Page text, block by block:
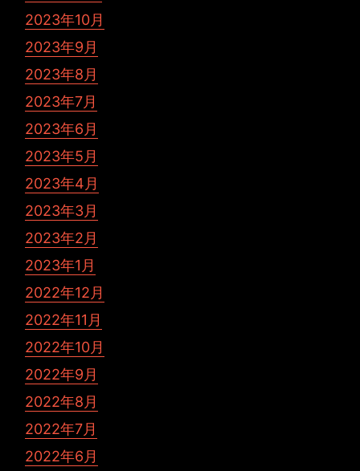
2023年10月
2023年9月
2023年8月
2023年7月
2023年6月
2023年5月
2023年4月
2023年3月
2023年2月
2023年1月
2022年12月
2022年11月
2022年10月
2022年9月
2022年8月
2022年7月
2022年6月